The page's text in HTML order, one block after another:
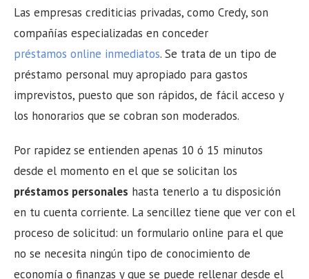
Las empresas crediticias privadas, como Credy, son
compañías especializadas en conceder
préstamos online inmediatos. Se trata de un tipo de
préstamo personal muy apropiado para gastos
imprevistos, puesto que son rápidos, de fácil acceso y
los honorarios que se cobran son moderados.
Por rapidez se entienden apenas 10 ó 15 minutos
desde el momento en el que se solicitan los
préstamos personales hasta tenerlo a tu disposición
en tu cuenta corriente. La sencillez tiene que ver con el
proceso de solicitud: un formulario online para el que
no se necesita ningún tipo de conocimiento de
economía o finanzas y que se puede rellenar desde el